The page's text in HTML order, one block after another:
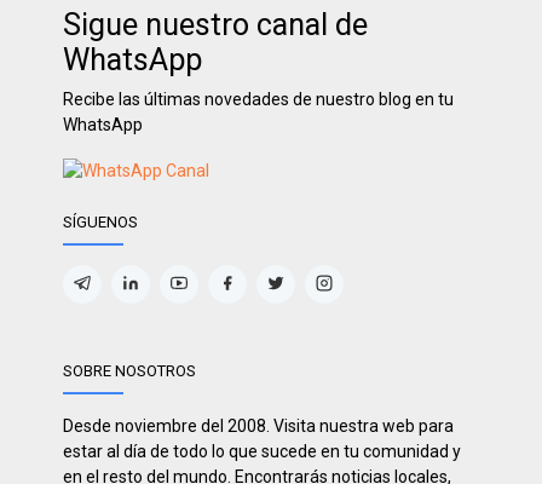
Sigue nuestro canal de
WhatsApp
Recibe las últimas novedades de nuestro blog en tu
WhatsApp
SÍGUENOS
SOBRE NOSOTROS
Desde noviembre del 2008. Visita nuestra web para
estar al día de todo lo que sucede en tu comunidad y
en el resto del mundo. Encontrarás noticias locales,